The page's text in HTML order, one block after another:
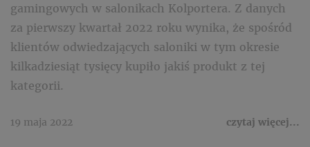
gamingowych w salonikach Kolportera. Z danych
za pierwszy kwartał 2022 roku wynika, że spośród
klientów odwiedzających saloniki w tym okresie
kilkadziesiąt tysięcy kupiło jakiś produkt z tej
kategorii.
19 maja 2022 czytaj więcej...